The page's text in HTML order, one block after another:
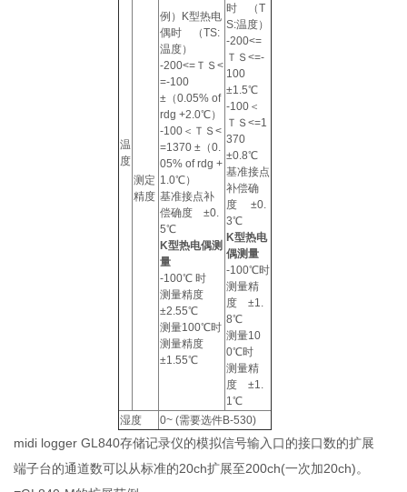
温
度
测定
精度
例）K型热电
偶时 （TS:
温度）
-200<=ＴＳ<
=-100
±（0.05% of
rdg +2.0℃）
-100＜ＴＳ<
=1370 ±（0.
05% of rdg +
1.0℃）
基准接点补
偿确度 ±0.
5℃
K型热电偶测
量
-100℃ 时
测量精度
±2.55℃
测量100℃时
测量精度
±1.55℃
时 （T
S:温度）
-200<=
ＴＳ<=-
100
±1.5℃
-100＜
ＴＳ<=1
370
±0.8℃
基准接点
补偿确
度 ±0.
3℃
K型热电
偶测量
-100℃时
测量精
度 ±1.
8℃
测量10
0℃时
测量精
度 ±1.
1℃
湿度
0~ (需要选件B-530)
midi logger GL840存储记录仪的模拟信号输入口的接口数的扩展
端子台的通道数可以从标准的20ch扩展至200ch(一次加20ch)。